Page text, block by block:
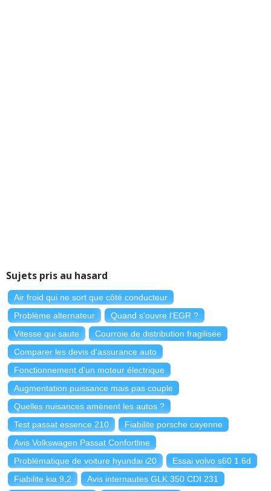
Sujets pris au hasard
Air froid qui ne sort que côté conducteur
Problème alternateur
Quand s'ouvre l'EGR ?
Vitesse qui saute
Courroie de distribution fragilisée
Comparer les devis d'assurance auto
Fonctionnement d'un moteur électrique
Augmentation puissance mais pas couple
Quelles nuisances amènent les autos ?
Test passat essence 210
Fiabilite porsche cayenne
Avis Volkswagen Passat Confortline
Problématique de voiture hyundai i20
Essai volvo s60 1.6d
Fiabilite kia 9,2
Avis internautes GLK 350 CDI 231